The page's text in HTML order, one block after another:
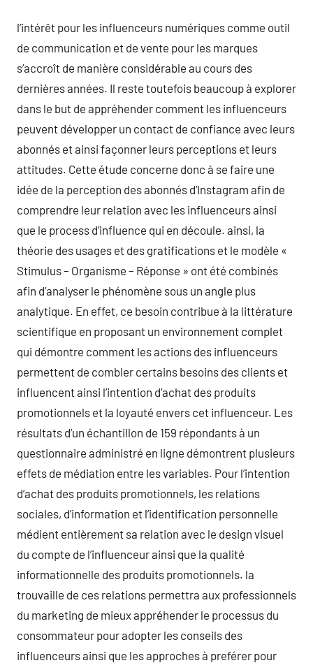
l’intérêt pour les influenceurs numériques comme outil
de communication et de vente pour les marques
s’accroît de manière considérable au cours des
dernières années. Il reste toutefois beaucoup à explorer
dans le but de appréhender comment les influenceurs
peuvent développer un contact de confiance avec leurs
abonnés et ainsi façonner leurs perceptions et leurs
attitudes. Cette étude concerne donc à se faire une
idée de la perception des abonnés d’Instagram afin de
comprendre leur relation avec les influenceurs ainsi
que le process d’influence qui en découle. ainsi, la
théorie des usages et des gratifications et le modèle «
Stimulus – Organisme – Réponse » ont été combinés
afin d’analyser le phénomène sous un angle plus
analytique. En effet, ce besoin contribue à la littérature
scientifique en proposant un environnement complet
qui démontre comment les actions des influenceurs
permettent de combler certains besoins des clients et
influencent ainsi l’intention d’achat des produits
promotionnels et la loyauté envers cet influenceur. Les
résultats d’un échantillon de 159 répondants à un
questionnaire administré en ligne démontrent plusieurs
effets de médiation entre les variables. Pour l’intention
d’achat des produits promotionnels, les relations
sociales, d’information et l’identification personnelle
médient entièrement sa relation avec le design visuel
du compte de l’influenceur ainsi que la qualité
informationnelle des produits promotionnels. la
trouvaille de ces relations permettra aux professionnels
du marketing de mieux appréhender le processus du
consommateur pour adopter les conseils des
influenceurs ainsi que les approches à preférer pour